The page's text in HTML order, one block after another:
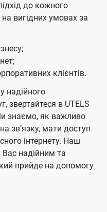
до кожного
вигідних умовах за
клієнтів.
надійного
звертайтеся в UTELS
знаємо, як важливо
звʼязку, мати доступ
інтернету. Наш
Вас надійним та
прийде на допомогу